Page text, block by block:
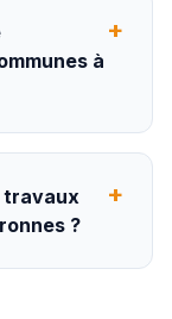
à
+
travaux
?
+